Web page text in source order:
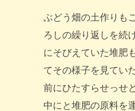
ぶどう畑の土作りも
ろしの繰り返しを続
にそびえていた堆肥
てその様子を見てい
前にひたすらせっせ
中にと堆肥の原料を